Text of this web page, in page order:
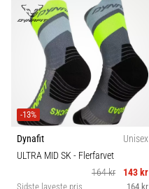
plantar
fasciitis.
skyldes…
Vis
alle
artikler
-13%
Dynafit
Unisex
ULTRA MID SK- Flerfarvet
164 kr
143 kr
Sidste laveste pris 164 kr